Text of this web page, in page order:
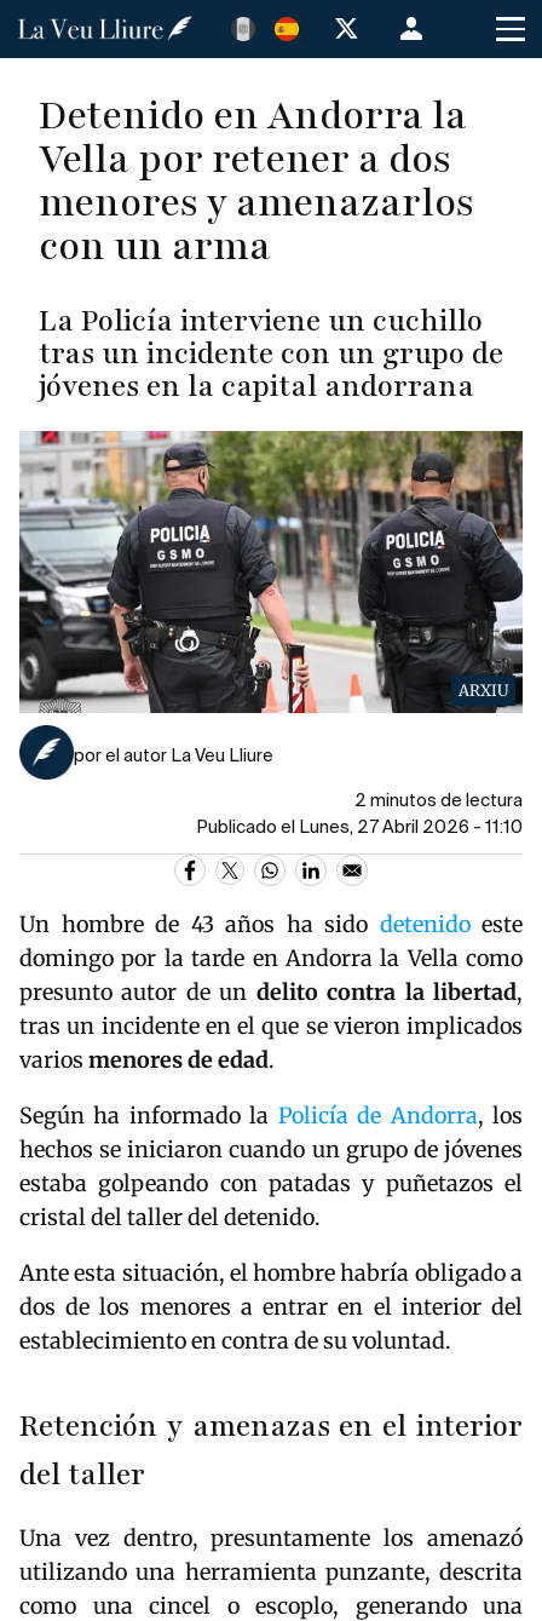
Pasar
principal
Menú
de
cuenta
de
usuario
Detenido en Andorra la
Vella por retener a dos
menores y amenazarlos
con un arma
La Policía interviene un cuchillo
tras un incidente con un grupo de
jóvenes en la capital andorrana
ARXIU
por el autor La Veu Lliure
2 minutos de lectura
Publicado el Lunes, 27 Abril 2026 - 11:10
Un hombre de 43 años ha sido detenidoeste
domingo por la tarde enAndorra la Vellacomo
presunto autor de un delito contra la libertad,
tras un incidente en el que se vieron implicados
varios menores de edad.
Según ha informado la Policía de Andorra, los
hechos se iniciaron cuando un grupo de jóvenes
estaba golpeando con patadas y puñetazos el
cristal del taller del detenido.
Ante esta situación, el hombre habría obligado a
dos de los menores a entrar en el interior del
establecimiento en contra de su voluntad.
Retención y amenazas en el interior
del taller
Una vez dentro, presuntamente los amenazó
utilizando una herramienta punzante, descrita
como una cincel o escoplo, generando una